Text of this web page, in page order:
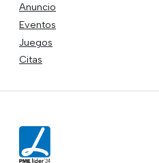
Anuncio
Eventos
Juegos
Citas